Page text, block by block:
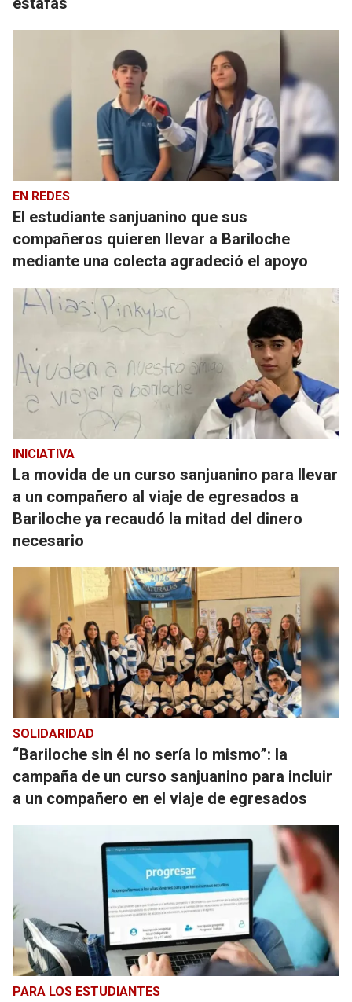
EN REDES
El estudiante sanjuanino que sus
compañeros quieren llevar a Bariloche
mediante una colecta agradeció el apoyo
INICIATIVA
La movida de un curso sanjuanino para llevar
a un compañero al viaje de egresados a
Bariloche ya recaudó la mitad del dinero
necesario
SOLIDARIDAD
“Bariloche sin él no sería lo mismo”: la
campaña de un curso sanjuanino para incluir
a un compañero en el viaje de egresados
PARA LOS ESTUDIANTES